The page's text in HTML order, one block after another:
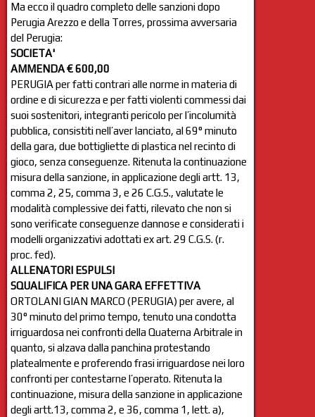
Ma ecco il quadro completo delle sanzioni dopo
Perugia Arezzo e della Torres, prossima avversaria
del Perugia:
SOCIETA'
AMMENDA € 600,00
PERUGIA per fatti contrari alle norme in materia di
ordine e di sicurezza e per fatti violenti commessi dai
suoi sostenitori, integranti pericolo per l’incolumità
pubblica, consistiti nell’aver lanciato, al 69° minuto
della gara, due bottigliette di plastica nel recinto di
gioco, senza conseguenze. Ritenuta la continuazione
misura della sanzione, in applicazione degli artt. 13,
comma 2, 25, comma 3, e 26 C.G.S., valutate le
modalità complessive dei fatti, rilevato che non si
sono verificate conseguenze dannose e considerati i
modelli organizzativi adottati ex art. 29 C.G.S. (r.
proc. fed).
ALLENATORI ESPULSI
SQUALIFICA PER UNA GARA EFFETTIVA
ORTOLANI GIAN MARCO (PERUGIA) per avere, al
30° minuto del primo tempo, tenuto una condotta
irriguardosa nei confronti della Quaterna Arbitrale in
quanto, si alzava dalla panchina protestando
platealmente e proferendo frasi irriguardose nei loro
confronti per contestarne l’operato. Ritenuta la
continuazione, misura della sanzione in applicazione
degli artt.13, comma 2, e 36, comma 1, lett. a),